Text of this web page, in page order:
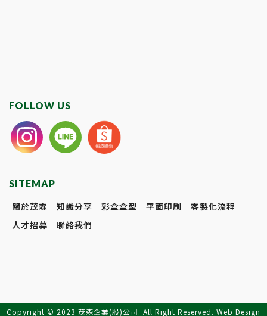
FOLLOW US
SITEMAP
關於茂森 知識分享 彩盒盒型 平面印刷
客製化流程
人才招募
聯絡我們
Copyright © 2023 茂森企業(股)公司. All Right Reserved. Web Design